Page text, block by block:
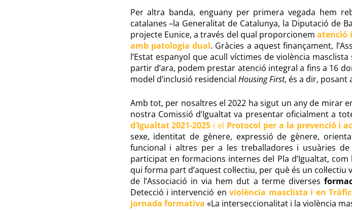
Per altra banda, enguany per primera vegada hem
catalanes –la Generalitat de Catalunya, la Diputació de
projecte Eunice, a través del qual proporcionematenció
amb patologia dual. Gràcies a aquest finançament,
l’Estat espanyol que acull víctimes de violència
partir d’ara, podem prestar atenció integral a fins a 16
model d’inclusió residencial Housing First, és a dir, posant
Amb tot, per nosaltres el 2022 ha sigut un any de mirar
nostra Comissió d’Igualtat va presentar oficialment a
d’Igualtat 2021-2025 i el Protocol per a la prevenció i
sexe, identitat de gènere, expressió de gènere,
funcional i altres per a les treballadores i usuàries de
participat en formacions internes del Pla d’Igualtat,
qui forma part d’aquest col·lectiu, per què és un
de l’Associació in via hem dut a terme diverses
Detecció i intervenció enviolència masclista i en Tràfic
jornada formativa «La interseccionalitat i la violència